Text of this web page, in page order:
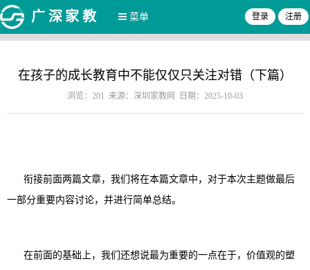
广深家教 菜单 登录 注册
在孩子的成长教育中不能仅仅只关注对错（下篇）
浏览：201 来源：深圳家教网 日期：2025-10-03
衔接前面两篇文章，我们将在本篇文章中，对于本次主题做最后
一部分重要内容讨论，并进行简单总结。
在前面的基础上，我们还想说最为重要的一点在于，价值观的塑